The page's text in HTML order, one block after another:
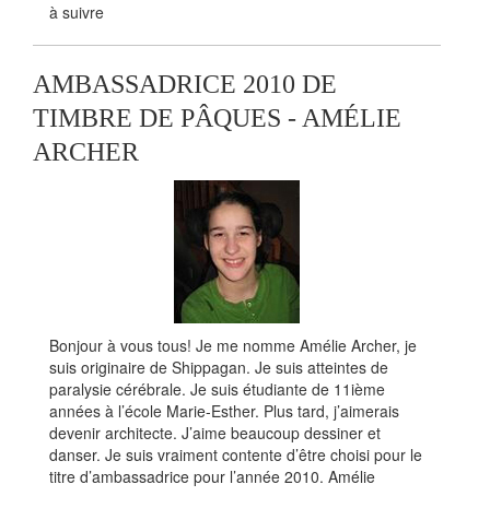
à suivre
AMBASSADRICE 2010 DE
TIMBRE DE PÂQUES - AMÉLIE
ARCHER
Bonjour à vous tous! Je me nomme Amélie Archer, je
suis originaire de Shippagan. Je suis atteintes de
paralysie cérébrale. Je suis étudiante de 11ième
années à l’école Marie-Esther. Plus tard, j’aimerais
devenir architecte. J’aime beaucoup dessiner et
danser. Je suis vraiment contente d’être choisi pour le
titre d’ambassadrice pour l’année 2010. Amélie